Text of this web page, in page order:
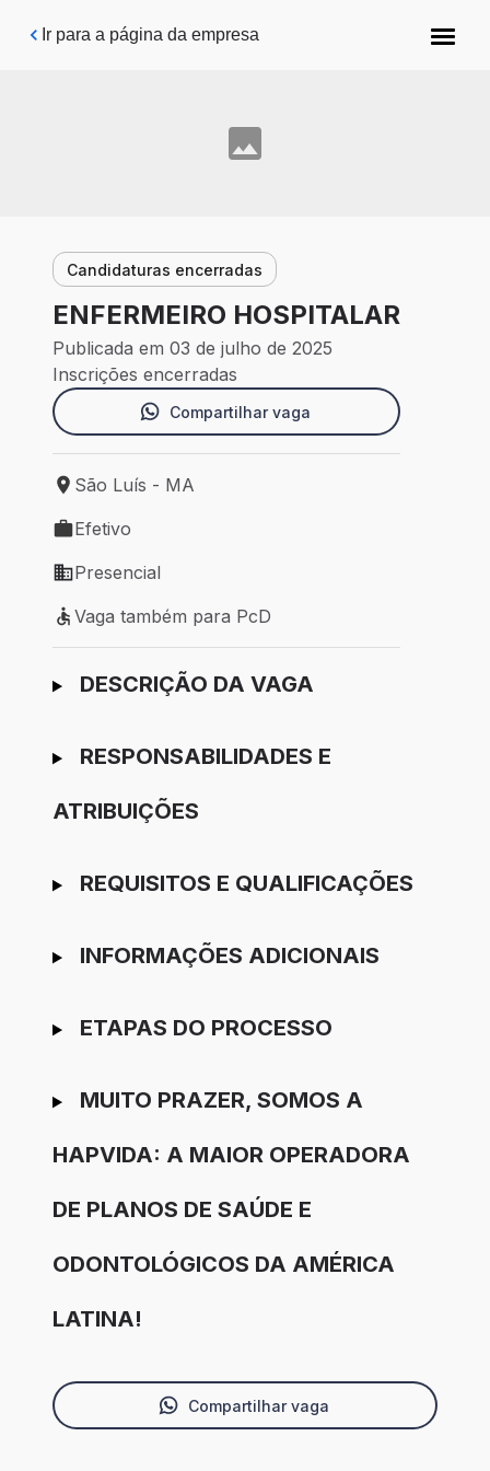
Pular para o conteúdo principal
Ir para a página da empresa
Candidaturas encerradas
ENFERMEIRO HOSPITALAR
Publicada em 03 de julho de 2025
Inscrições encerradas
Compartilhar vaga
Local de trabalho: São Luís - MA
São Luís - MA
Tipo de vaga: Efetivo
Efetivo
Modelo de trabalho: Presencial
Presencial
Vaga também para PcD
Vaga também para PcD
Ir para candidatura
DESCRIÇÃO DA VAGA
RESPONSABILIDADES E
ATRIBUIÇÕES
REQUISITOS E QUALIFICAÇÕES
INFORMAÇÕES ADICIONAIS
ETAPAS DO PROCESSO
MUITO PRAZER, SOMOS A
HAPVIDA: A MAIOR OPERADORA
DE PLANOS DE SAÚDE E
ODONTOLÓGICOS DA AMÉRICA
LATINA!
Compartilhar vaga